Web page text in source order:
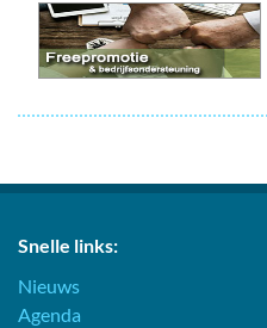
Snelle links:
Nieuws
Agenda